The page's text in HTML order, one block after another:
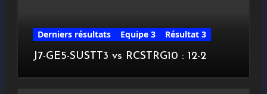
Derniers résultats Equipe 3
Résultat 3
J7-GE5-SUSTT3 vs RCSTRG10 : 12-2